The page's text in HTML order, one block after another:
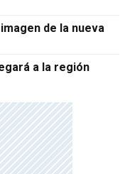
de la nueva
a la región